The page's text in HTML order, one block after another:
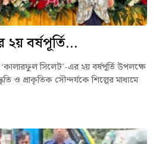
বর্ষপূর্তি...
সিলেট’-এর ২য় বর্ষপূর্তি উপলক্ষে
ও প্রাকৃতিক সৌন্দর্যকে শিল্পের মাধ্যমে